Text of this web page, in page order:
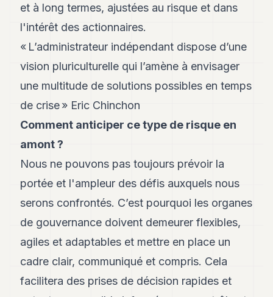
FR
et à long termes, ajustées au risque et dans
l'intérêt des actionnaires.
« L’administrateur indépendant dispose d’une
vision pluriculturelle qui l’amène à envisager
une multitude de solutions possibles en temps
de crise » Eric Chinchon
Comment anticiper ce type de risque en
amont ?
Nous ne pouvons pas toujours prévoir la
portée et l'ampleur des défis auxquels nous
serons confrontés. C’est pourquoi les organes
de gouvernance doivent demeurer flexibles,
agiles et adaptables et mettre en place un
cadre clair, communiqué et compris. Cela
facilitera des prises de décision rapides et